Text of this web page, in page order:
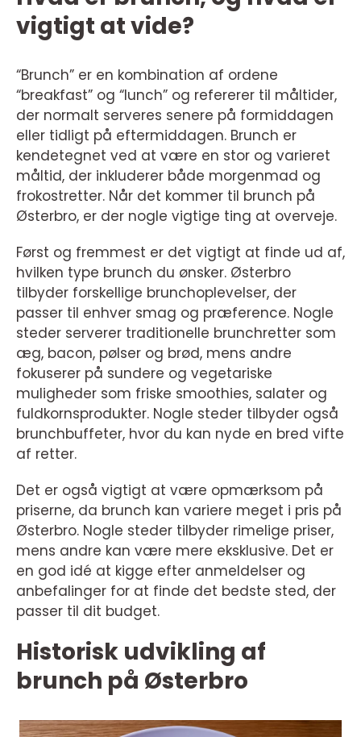
vigtigt at vide?
“Brunch” er en kombination af ordene
“breakfast” og “lunch” og refererer til måltider,
der normalt serveres senere på formiddagen
eller tidligt på eftermiddagen. Brunch er
kendetegnet ved at være en stor og varieret
måltid, der inkluderer både morgenmad og
frokostretter. Når det kommer til brunch på
Østerbro, er der nogle vigtige ting at overveje.
Først og fremmest er det vigtigt at finde ud af,
hvilken type brunch du ønsker. Østerbro
tilbyder forskellige brunchoplevelser, der
passer til enhver smag og præference. Nogle
steder serverer traditionelle brunchretter som
æg, bacon, pølser og brød, mens andre
fokuserer på sundere og vegetariske
muligheder som friske smoothies, salater og
fuldkornsprodukter. Nogle steder tilbyder også
brunchbuffeter, hvor du kan nyde en bred vifte
af retter.
Det er også vigtigt at være opmærksom på
priserne, da brunch kan variere meget i pris på
Østerbro. Nogle steder tilbyder rimelige priser,
mens andre kan være mere eksklusive. Det er
en god idé at kigge efter anmeldelser og
anbefalinger for at finde det bedste sted, der
passer til dit budget.
Historisk udvikling af
brunch på Østerbro